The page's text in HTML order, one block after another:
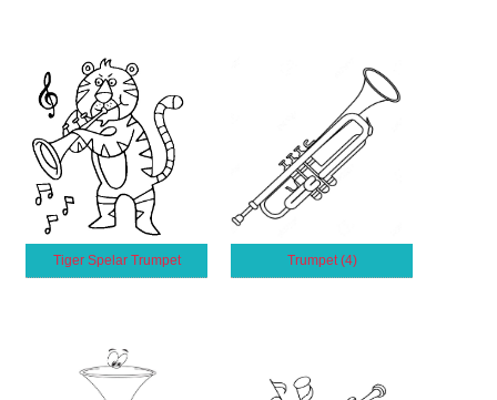
Tiger Spelar Trumpet Trumpet (4)